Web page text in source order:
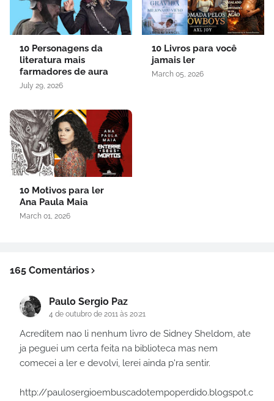
10 Personagens da
literatura mais
farmadores de aura
July 29, 2026
10 Livros para você
jamais ler
March 05, 2026
10 Motivos para ler
Ana Paula Maia
March 01, 2026
165 Comentários
Paulo Sergio Paz
4 de outubro de 2011 às 20:21
Acreditem nao li nenhum livro de Sidney Sheldom, ate
ja peguei um certa feita na biblioteca mas nem
comecei a ler e devolvi, lerei ainda p'ra sentir.
http://paulosergioembuscadotempoperdido.blogspot.c